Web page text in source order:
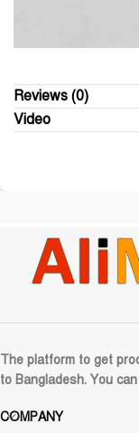
Reviews (0)
Video
The platform to get
to Bangladesh. You
COMPANY